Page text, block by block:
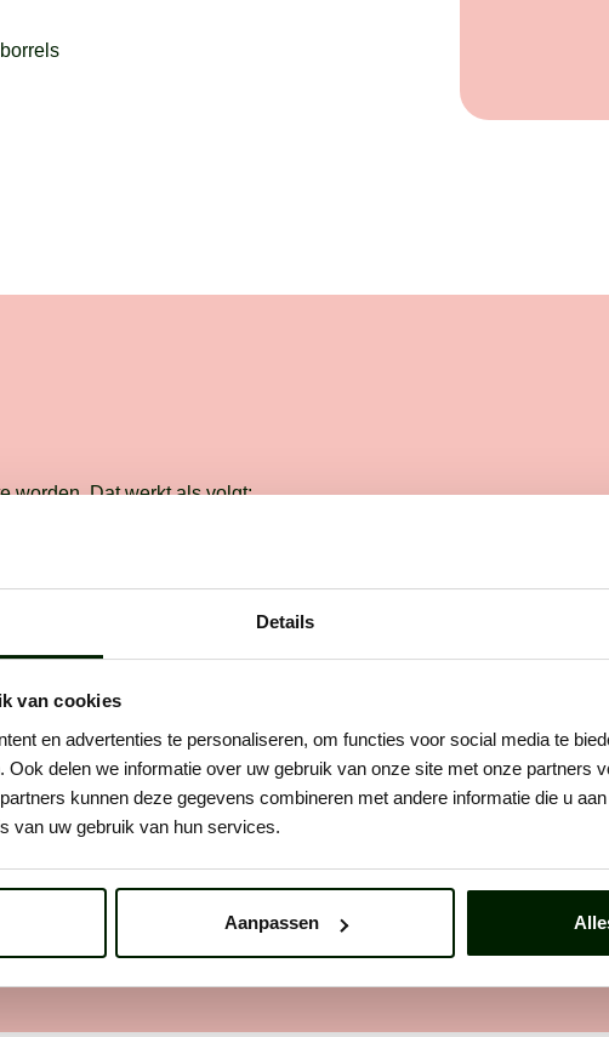
Details
van cookies
en advertenties te personaliseren, om functies voor social media te
Ook delen we informatie over uw gebruik van onze site met onze partners
kunnen deze gegevens combineren met andere informatie die u
van uw gebruik van hun services.
Aanpassen
worden. Dat werkt als volgt:
persoonlijk kennis. We
het werk, wie je bent en
graag wilt werken.Des te
je bent, des te makkelijker
ons is om de juiste plek
maken direct jouw profiel op, je
plaatsing. Daarna stellen we je
aan een opdrachtgever!